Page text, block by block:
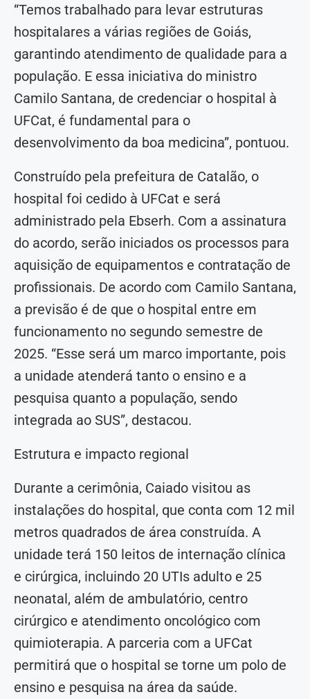
“Temos trabalhado para levar estruturas
hospitalares a várias regiões de Goiás,
garantindo atendimento de qualidade para a
população. E essa iniciativa do ministro
Camilo Santana, de credenciar o hospital à
UFCat, é fundamental para o
desenvolvimento da boa medicina”, pontuou.
Construído pela prefeitura de Catalão, o
hospital foi cedido à UFCat e será
administrado pela Ebserh. Com a assinatura
do acordo, serão iniciados os processos para
aquisição de equipamentos e contratação de
profissionais. De acordo com Camilo Santana,
a previsão é de que o hospital entre em
funcionamento no segundo semestre de
2025. “Esse será um marco importante, pois
a unidade atenderá tanto o ensino e a
pesquisa quanto a população, sendo
integrada ao SUS”, destacou.
Estrutura e impacto regional
Durante a cerimônia, Caiado visitou as
instalações do hospital, que conta com 12 mil
metros quadrados de área construída. A
unidade terá 150 leitos de internação clínica
e cirúrgica, incluindo 20 UTIs adulto e 25
neonatal, além de ambulatório, centro
cirúrgico e atendimento oncológico com
quimioterapia. A parceria com a UFCat
permitirá que o hospital se torne um polo de
ensino e pesquisa na área da saúde.